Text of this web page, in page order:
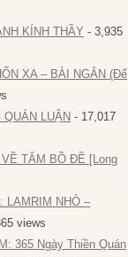
KÍNH THẦY - 3,935
XA – BÀI NGẮN (Để
QUÁN LUẬN - 17,017
VỀ TÂM BỒ ĐỀ [Long
LAMRIM NHỎ –
views
365 Ngày Thiền Quán